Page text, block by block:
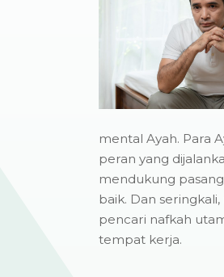
mental Ayah. Para
peran yang
mendukung
baik. Dan
pencari nafkah
tempat kerja.